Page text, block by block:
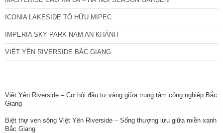
ICONIA LAKESIDE TỐ HỮU MIPEC
IMPERIA SKY PARK NAM AN KHÁNH
VIỆT YÊN RIVERSIDE BẮC GIANG
Việt Yên Riverside – Cơ hội đầu tư vàng giữa trung tâm công nghiệp Bắc
Giang
Biệt thự ven sông Việt Yên Riverside – Sống thượng lưu giữa miền xanh
Bắc Giang